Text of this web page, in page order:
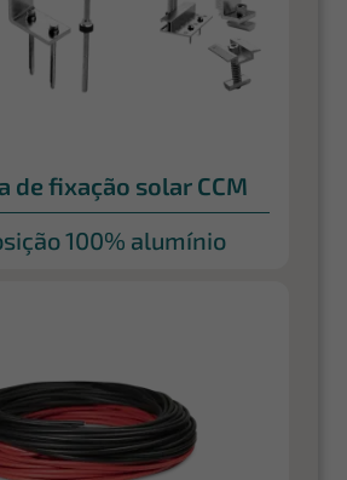
de fixação solar CCM
100% alumínio